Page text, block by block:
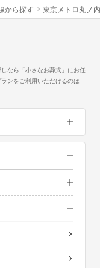
から探す 東京メトロ丸ノ
なら「小さなお葬式」にお任
ンをご利用いただけるのは